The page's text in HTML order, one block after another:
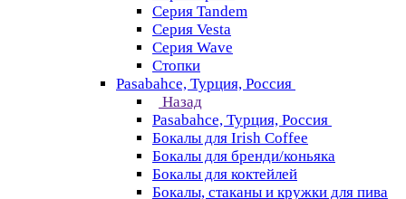
Серия Tandem
Серия Vesta
Серия Wave
Стопки
Pasabahce, Турция, Россия
Назад
Pasabahce, Турция, Россия
Бокалы для Irish Coffee
Бокалы для бренди/коньяка
Бокалы для коктейлей
Бокалы, стаканы и кружки для пива